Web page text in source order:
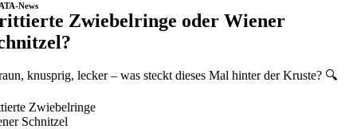
News
Zwiebelringe oder Wiener
knusprig, lecker – was steckt dieses Mal hinter der Kruste? 🔍
Zwiebelringe
Schnitzel